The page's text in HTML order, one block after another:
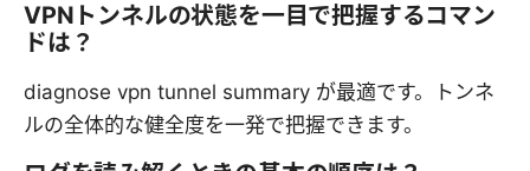
VPNトンネルの状態を一目で把握するコマン
ドは？
diagnose vpn tunnel summary が最適です。トンネ
ルの全体的な健全度を一発で把握できます。